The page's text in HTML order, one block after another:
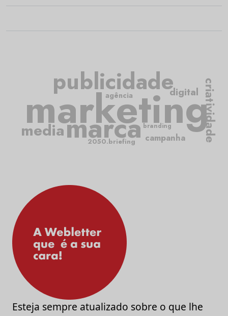
marketing
publicidade
marca criatividade
campanha
media
agência digital
2050.briefing
branding
Esteja sempre atualizado sobre o que lhe